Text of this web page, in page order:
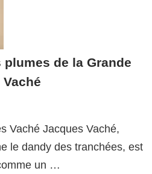
de la Grande
Vaché Jacques Vaché,
le dandy des tranchées, est
un …